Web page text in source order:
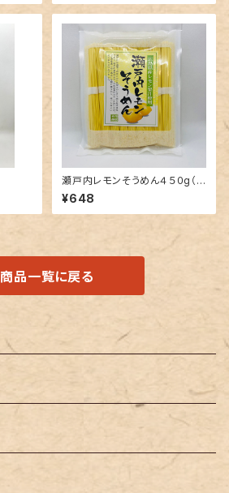
瀬戸内レモンそうめん４５０g（５
０g×９束入）
¥648
商品一覧に戻る